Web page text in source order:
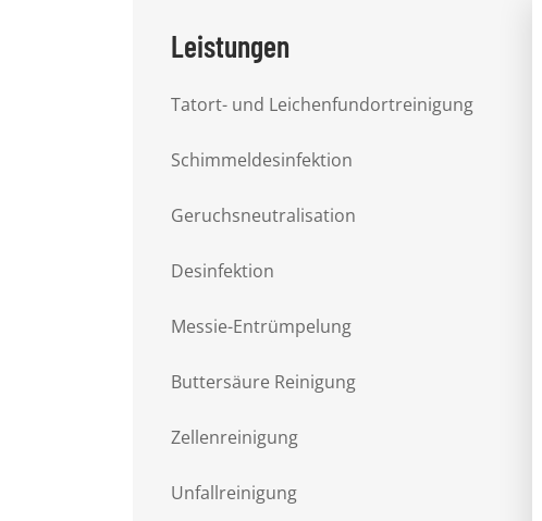
Leistungen
Tatort- und Leichenfundortreinigung
Schimmeldesinfektion
Geruchsneutralisation
Desinfektion
Messie-Entrümpelung
Buttersäure Reinigung
Zellenreinigung
Unfallreinigung